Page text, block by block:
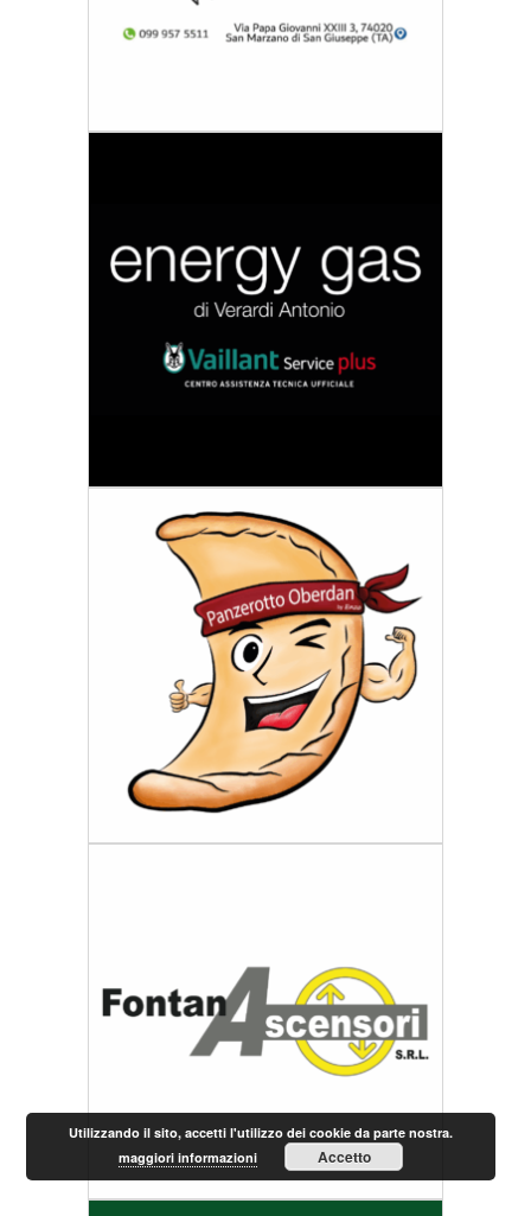
Utilizzando il sito, accetti l'utilizzo dei cookie da parte nostra.
maggiori informazioni
Accetto